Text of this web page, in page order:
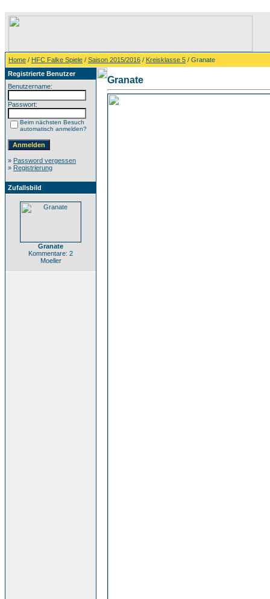
Home / HFC Falke Spiele / Saison 2015/2016 / Kreisklasse 5 / Granate
Registrierte Benutzer
Benutzername:
Passwort:
Beim nächsten Besuch
automatisch anmelden?
» Password vergessen
» Registrierung
Zufallsbild
Granate
Kommentare: 2
Moeller
Granate